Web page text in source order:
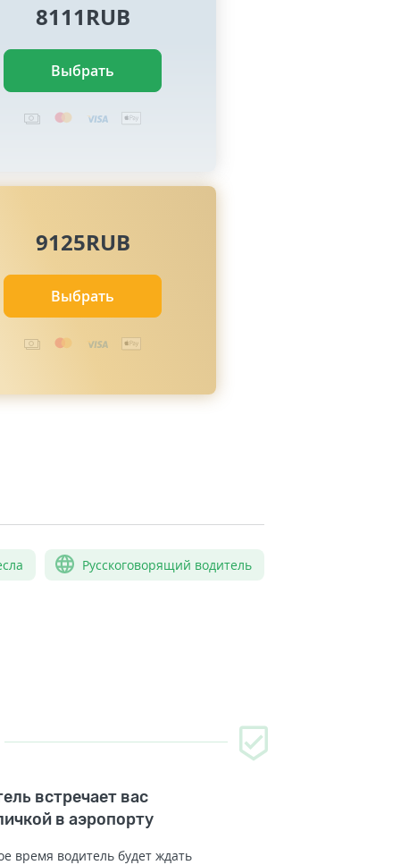
8111RUB
Выбрать
9125RUB
Выбрать
Русскоговорящий водитель
встречает вас
в аэропорту
время водитель будет ждать